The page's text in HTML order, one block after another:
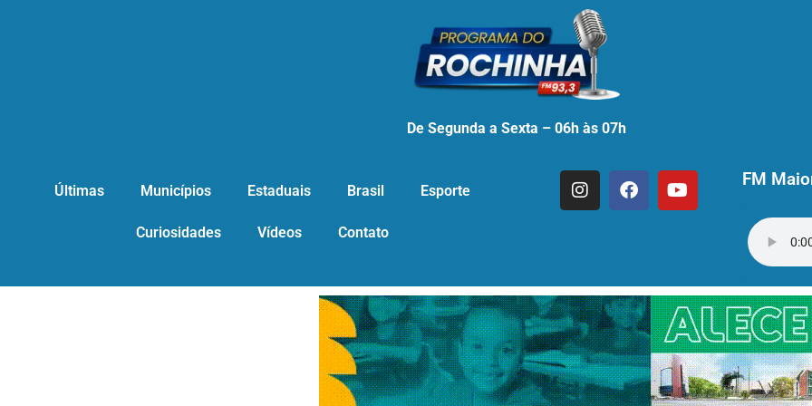
De Segunda a Sexta – 06h às 07h
Últimas Municípios Estaduais Brasil Esporte
Curiosidades Vídeos Contato
FM